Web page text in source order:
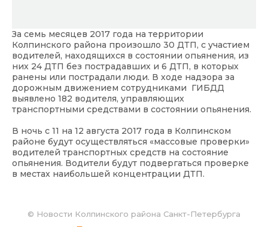
За семь месяцев 2017 года на территории
Колпинского района произошло 30 ДТП, с участием
водителей, находящихся в состоянии опьянения, из
них 24 ДТП без пострадавших и 6 ДТП, в которых
ранены или пострадали люди. В ходе надзора за
дорожным движением сотрудниками ГИБДД
выявлено 182 водителя, управляющих
транспортными средствами в состоянии опьянения.
В ночь с 11 на 12 августа 2017 года в Колпинском
районе будут осуществляться «массовые проверки»
водителей транспортных средств на состояние
опьянения. Водители будут подвергаться проверке
в местах наибольшей концентрации ДТП.
© Новости Колпинского района Санкт-Петербурга